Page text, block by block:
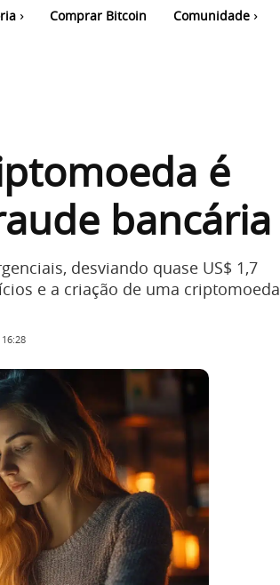
Comprar Bitcoin Comunidade
é
bancária
desviando quase US$ 1,7
e a criação de uma criptomoeda